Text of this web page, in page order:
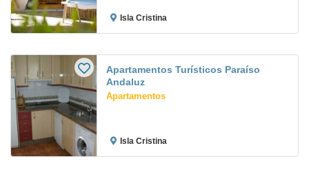
Isla Cristina
Apartamentos Turísticos Paraíso
Andaluz
Apartamentos
Isla Cristina